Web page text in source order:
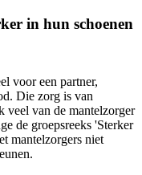
in hun schoenen
voor een partner,
Die zorg is van
veel van de mantelzorger
de groepsreeks 'Sterker
mantelzorgers niet